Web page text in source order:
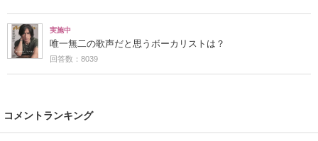
実施中
唯一無二の歌声だと思うボーカリストは？
回答数：8039
コメントランキング